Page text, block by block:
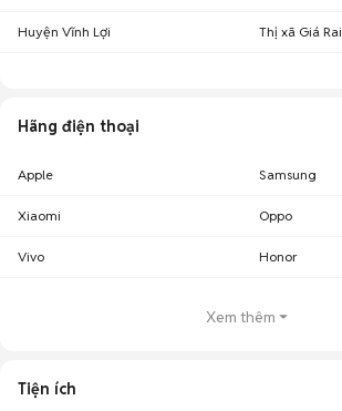
Huyện Vĩnh Lợi Thị xã Giá Rai
Hãng điện thoại
Apple Samsung
Xiaomi Oppo
Vivo Honor
Xem thêm
Tiện ích